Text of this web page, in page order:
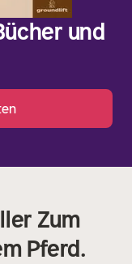
und
Zum
Pferd.